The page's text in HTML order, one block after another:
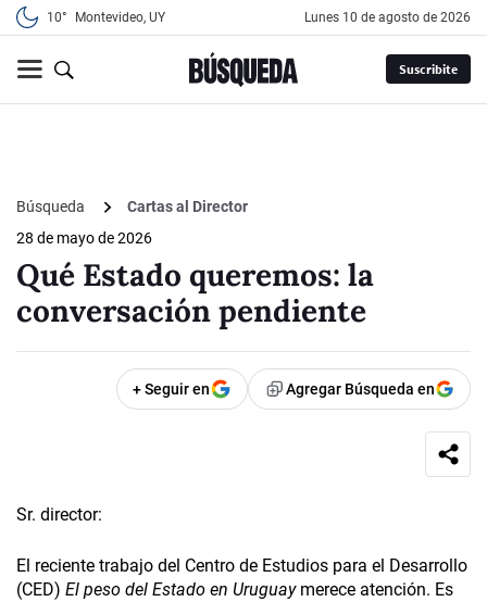
10° Montevideo, UY lunes 10 de agosto de 2026
Suscribite
Búsqueda
Cartas al Director
28 de mayo de 2026
Qué Estado queremos: la
conversación pendiente
+ Seguir en Agregar Búsqueda en
Sr. director:
El reciente trabajo del Centro de Estudios para el Desarrollo
(CED) El peso del Estado en Uruguaymerece atención. Es